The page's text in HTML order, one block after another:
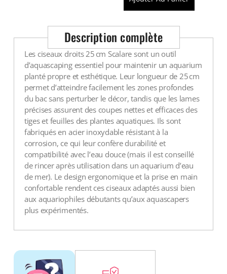
Description complète
Les ciseaux droits 25 cm Scalare sont un outil
d’aquascaping essentiel pour maintenir un aquarium
planté propre et esthétique. Leur longueur de 25 cm
permet d’atteindre facilement les zones profondes
du bac sans perturber le décor, tandis que les lames
précises assurent des coupes nettes et efficaces des
tiges et feuilles des plantes aquatiques. Ils sont
fabriqués en acier inoxydable résistant à la
corrosion, ce qui leur confère durabilité et
compatibilité avec l’eau douce (mais il est conseillé
de rincer après utilisation dans un aquarium d’eau
de mer). Le design ergonomique et la prise en main
confortable rendent ces ciseaux adaptés aussi bien
aux aquariophiles débutants qu’aux aquascapers
plus expérimentés.